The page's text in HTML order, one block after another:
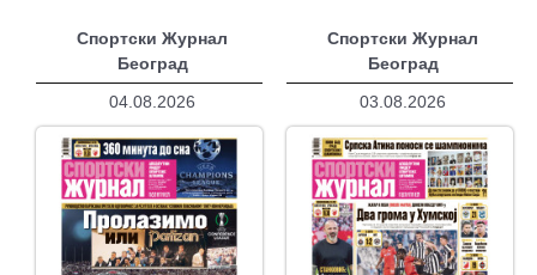
Спортски Журнал
Београд
04.08.2026
Спортски Журнал
Београд
03.08.2026